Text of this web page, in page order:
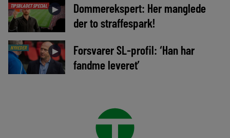
TIPSBLADET SPECIAL ►
Dommerekspert: Her manglede
der to straffespark!
NYHEDER ►
Forsvarer SL-profil: ‘Han har
fandme leveret’